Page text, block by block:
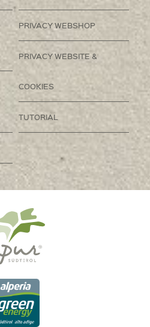
PRIVACY WEBSHOP
PRIVACY WEBSITE &
COOKIES
TUTORIAL